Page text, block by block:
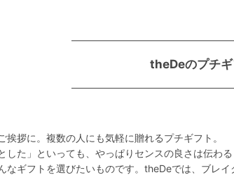
theDeのプチ
挨拶に。複数の人にも気軽に贈れるプチギフト。
した」といっても、やっぱりセンスの良さは伝わ
なギフトを選びたいものです。theDeでは、ブレ